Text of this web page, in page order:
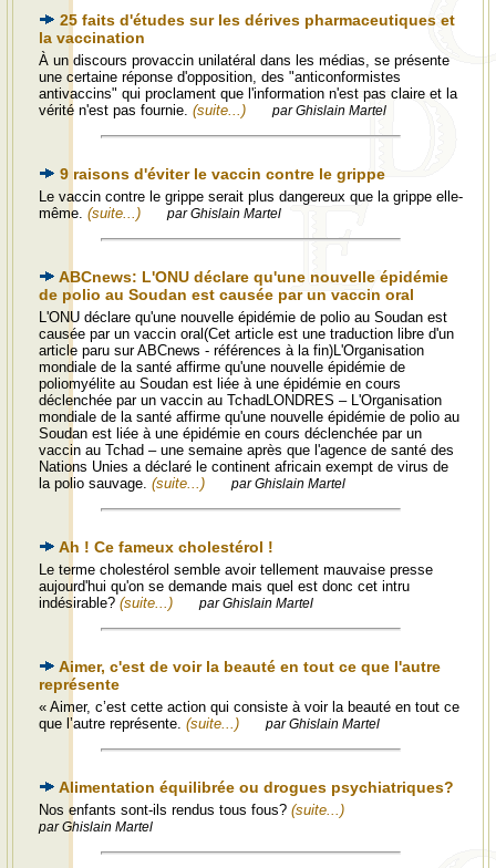
25 faits d'études sur les dérives pharmaceutiques et
la vaccination
À un discours provaccin unilatéral dans les médias, se présente
une certaine réponse d'opposition, des "anticonformistes
antivaccins" qui proclament que l'information n'est pas claire et la
vérité n'est pas fournie. (suite...) par Ghislain Martel
9 raisons d'éviter le vaccin contre le grippe
Le vaccin contre le grippe serait plus dangereux que la grippe elle-
même. (suite...) par Ghislain Martel
ABCnews: L'ONU déclare qu'une nouvelle épidémie
de polio au Soudan est causée par un vaccin oral
L'ONU déclare qu'une nouvelle épidémie de polio au Soudan est
causée par un vaccin oral(Cet article est une traduction libre d'un
article paru sur ABCnews - références à la fin)L'Organisation
mondiale de la santé affirme qu'une nouvelle épidémie de
poliomyélite au Soudan est liée à une épidémie en cours
déclenchée par un vaccin au TchadLONDRES – L'Organisation
mondiale de la santé affirme qu'une nouvelle épidémie de polio au
Soudan est liée à une épidémie en cours déclenchée par un
vaccin au Tchad – une semaine après que l'agence de santé des
Nations Unies a déclaré le continent africain exempt de virus de
la polio sauvage. (suite...) par Ghislain Martel
Ah ! Ce fameux cholestérol !
Le terme cholestérol semble avoir tellement mauvaise presse
aujourd'hui qu'on se demande mais quel est donc cet intru
indésirable? (suite...) par Ghislain Martel
Aimer, c'est de voir la beauté en tout ce que l'autre
représente
« Aimer, c’est cette action qui consiste à voir la beauté en tout ce
que l’autre représente. (suite...) par Ghislain Martel
Alimentation équilibrée ou drogues psychiatriques?
Nos enfants sont-ils rendus tous fous? (suite...)
par Ghislain Martel